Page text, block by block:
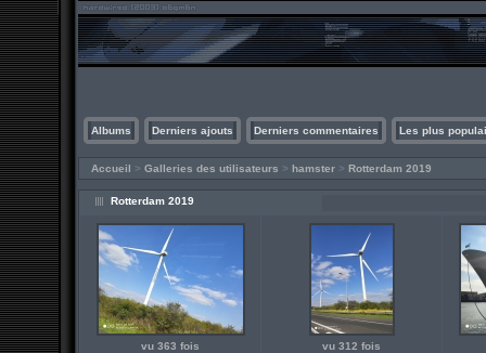
Albums Derniers ajouts Derniers commentaires Les plus
Accueil > Galleries des utilisateurs > hamster > Rotterdam 2019
Rotterdam 2019
vu 363 fois vu 312 fois